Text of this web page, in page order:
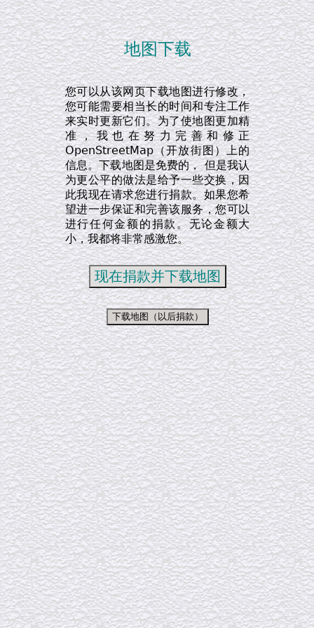
地图下载
您可以从该网页下载地图进行修改，
您可能需要相当长的时间和专注工作
来实时更新它们。为了使地图更加精
准，我也在努力完善和修正
OpenStreetMap（开放街图）上的
信息。下载地图是免费的， 但是我认
为更公平的做法是给予一些交换，因
此我现在请求您进行捐款。如果您希
望进一步保证和完善该服务，您可以
进行任何金额的捐款。无论金额大
小，我都将非常感激您。